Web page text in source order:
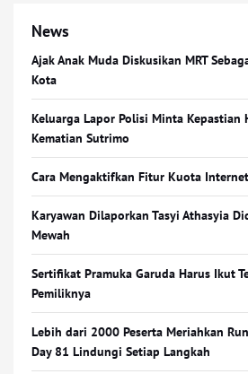
News
Ajak Anak Muda Diskusikan MRT
Kota
Keluarga Lapor Polisi Minta Kepastian
Kematian Sutrimo
Cara Mengaktifkan Fitur Kuota
Karyawan Dilaporkan Tasyi Athasyia
Mewah
Sertifikat Pramuka Garuda Harus Ikut
Pemiliknya
Lebih dari 2000 Peserta Meriahkan
Day 81 Lindungi Setiap Langkah